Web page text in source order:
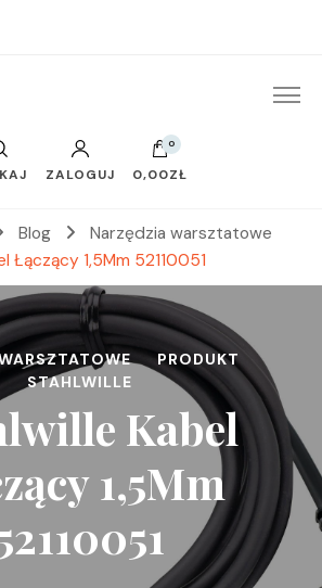
ZALOGUJ
0
0,00ZŁ
Blog
Narzędzia warsztatowe
Łączący 1,5Mm 52110051
PRODUKT
STAHLWILLE
Kabel
1,5Mm